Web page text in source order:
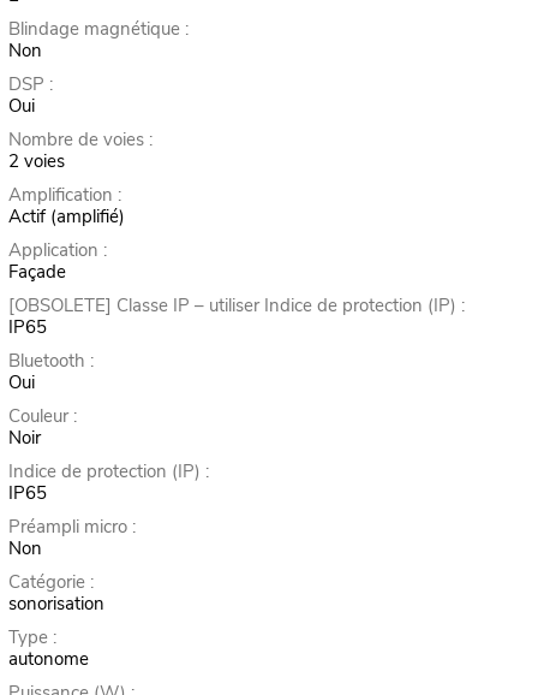
Blindage magnétique :
Non
DSP :
Oui
Nombre de voies :
2 voies
Amplification :
Actif (amplifié)
Application :
Façade
[OBSOLETE] Classe IP – utiliser Indice de protection (IP) :
IP65
Bluetooth :
Oui
Couleur :
Noir
Indice de protection (IP) :
IP65
Préampli micro :
Non
Catégorie :
sonorisation
Type :
autonome